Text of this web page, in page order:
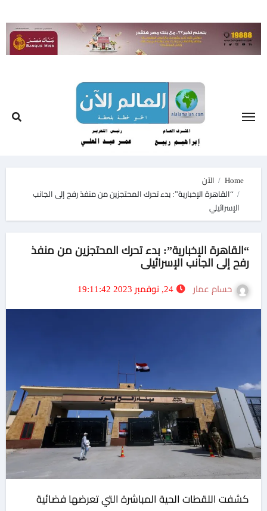
to
content
Home
الآن
“القاهرة الإخبارية”: بدء تحرك المحتجزين من منفذ رفح إلى الجانب
الإسرائيلي
“القاهرة الإخبارية”: بدء تحرك المحتجزين من منفذ
رفح إلى الجانب الإسرائيلي
حسام عمار
كشفت اللقطات الحية المباشرة التي تعرضها فضائية